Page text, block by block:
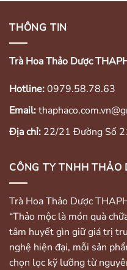
THÔNG TIN
Trà Hoa Thảo Dược
Hotline:0979.58.78.63
Email:
Địa chỉ: 22/21 Đường Số
CÔNG TY TNHH THẢO
Trà Hoa Thảo Dược
“Thảo mộc là món quà
tâm huyết gìn giữ giá trị
nghệ hiện đại, mỗi sản
chọn lọc kỹ lưỡng từ